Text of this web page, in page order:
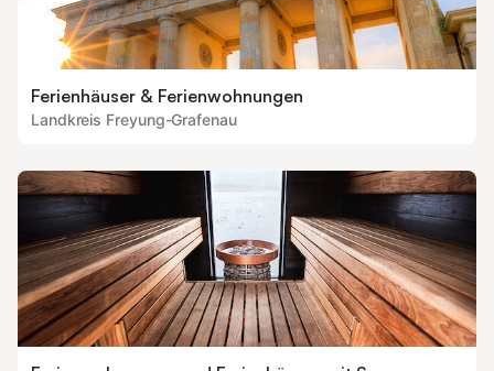
Ferienhäuser & Ferienwohnungen
Landkreis Freyung-Grafenau